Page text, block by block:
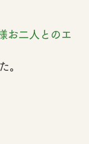
お二人とのエ
。